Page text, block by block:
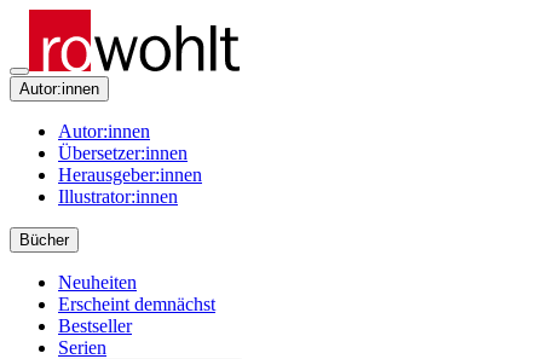
Autor:innen
Autor:innen
Übersetzer:innen
Herausgeber:innen
Illustrator:innen
Bücher
Neuheiten
Erscheint demnächst
Bestseller
Serien